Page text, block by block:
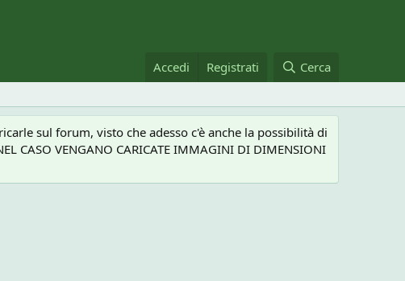
Accedi Registrati Cerca
sul forum, visto che adesso c'è anche la possibilità di
VENGANO CARICATE IMMAGINI DI DIMENSIONI